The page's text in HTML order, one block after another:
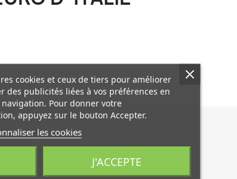
cookies et ceux de tiers pour améliorer
des publicités liées à vos préférences en
Pour donner votre
appuyez sur le bouton Accepter.
les cookies
J'ACCEPTE